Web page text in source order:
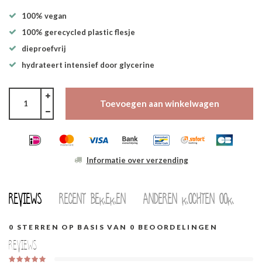
100% vegan
100% gerecycled plastic flesje
dieproefvrij
hydrateert intensief door glycerine
Toevoegen aan winkelwagen
Informatie over verzending
Reviews Recent bekeken Anderen kochten ook
0 STERREN OP BASIS VAN 0 BEOORDELINGEN
Reviews